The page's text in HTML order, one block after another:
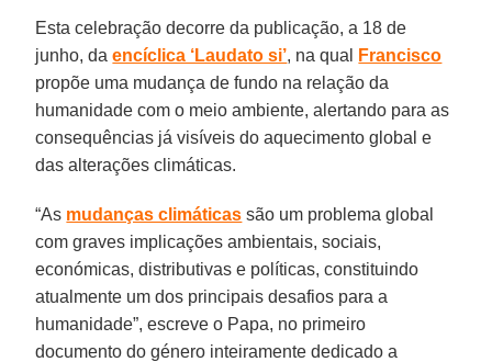
Esta celebração decorre da publicação, a 18 de
junho, daencíclica ‘Laudato si’, na qual
Francisco
propõe uma mudança de fundo na relação da
humanidade com o meio ambiente, alertando para as
consequências já visíveis do aquecimento global e
das alterações climáticas.
“As mudanças climáticas são um problema global
com graves implicações ambientais, sociais,
económicas, distributivas e políticas, constituindo
atualmente um dos principais desafios para a
humanidade”, escreve o Papa, no primeiro
documento do género inteiramente dedicado a